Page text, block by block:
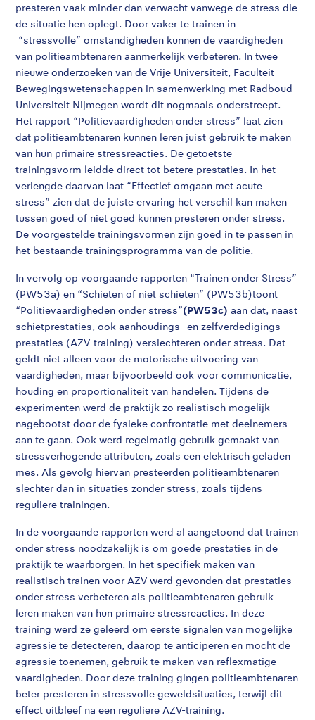
presteren vaak minder dan verwacht vanwege de stress die
de situatie hen oplegt. Door vaker te trainen in
“stressvolle” omstandigheden kunnen de vaardigheden
van politieambtenaren aanmerkelijk verbeteren. In twee
nieuwe onderzoeken van de Vrije Universiteit, Faculteit
Bewegingswetenschappen in samenwerking met Radboud
Universiteit Nijmegen wordt dit nogmaals onderstreept.
Het rapport “Politievaardigheden onder stress” laat zien
dat politieambtenaren kunnen leren juist gebruik te maken
van hun primaire stressreacties. De getoetste
trainingsvorm leidde direct tot betere prestaties. In het
verlengde daarvan laat “Effectief omgaan met acute
stress” zien dat de juiste ervaring het verschil kan maken
tussen goed of niet goed kunnen presteren onder stress.
De voorgestelde trainingsvormen zijn goed in te passen in
het bestaande trainingsprogramma van de politie.
In vervolg op voorgaande rapporten “Trainen onder Stress”
(PW53a) en “Schieten of niet schieten” (PW53b)toont
“Politievaardigheden onder stress”(PW53c) aan dat, naast
schietprestaties, ook aanhoudings- en zelfverdedigings-
prestaties (AZV-training) verslechteren onder stress. Dat
geldt niet alleen voor de motorische uitvoering van
vaardigheden, maar bijvoorbeeld ook voor communicatie,
houding en proportionaliteit van handelen. Tijdens de
experimenten werd de praktijk zo realistisch mogelijk
nagebootst door de fysieke confrontatie met deelnemers
aan te gaan. Ook werd regelmatig gebruik gemaakt van
stressverhogende attributen, zoals een elektrisch geladen
mes. Als gevolg hiervan presteerden politieambtenaren
slechter dan in situaties zonder stress, zoals tijdens
reguliere trainingen.
In de voorgaande rapporten werd al aangetoond dat trainen
onder stress noodzakelijk is om goede prestaties in de
praktijk te waarborgen. In het specifiek maken van
realistisch trainen voor AZV werd gevonden dat prestaties
onder stress verbeteren als politieambtenaren gebruik
leren maken van hun primaire stressreacties. In deze
training werd ze geleerd om eerste signalen van mogelijke
agressie te detecteren, daarop te anticiperen en mocht de
agressie toenemen, gebruik te maken van reflexmatige
vaardigheden. Door deze training gingen politieambtenaren
beter presteren in stressvolle geweldsituaties, terwijl dit
effect uitbleef na een reguliere AZV-training.